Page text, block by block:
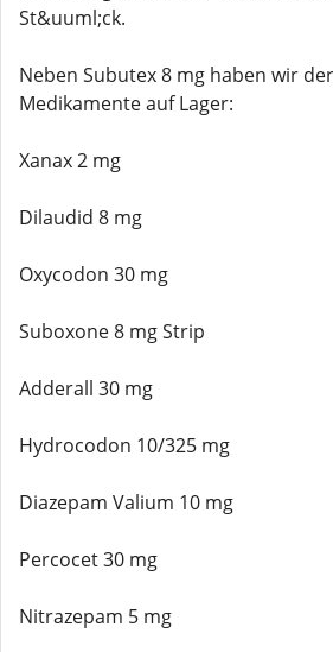
St&uuml;ck.
Neben Subutex 8 mg haben wir
Medikamente auf Lager:
Xanax 2 mg
Dilaudid 8 mg
Oxycodon 30 mg
Suboxone 8 mg Strip
Adderall 30 mg
Hydrocodon 10/325 mg
Diazepam Valium 10 mg
Percocet 30 mg
Nitrazepam 5 mg